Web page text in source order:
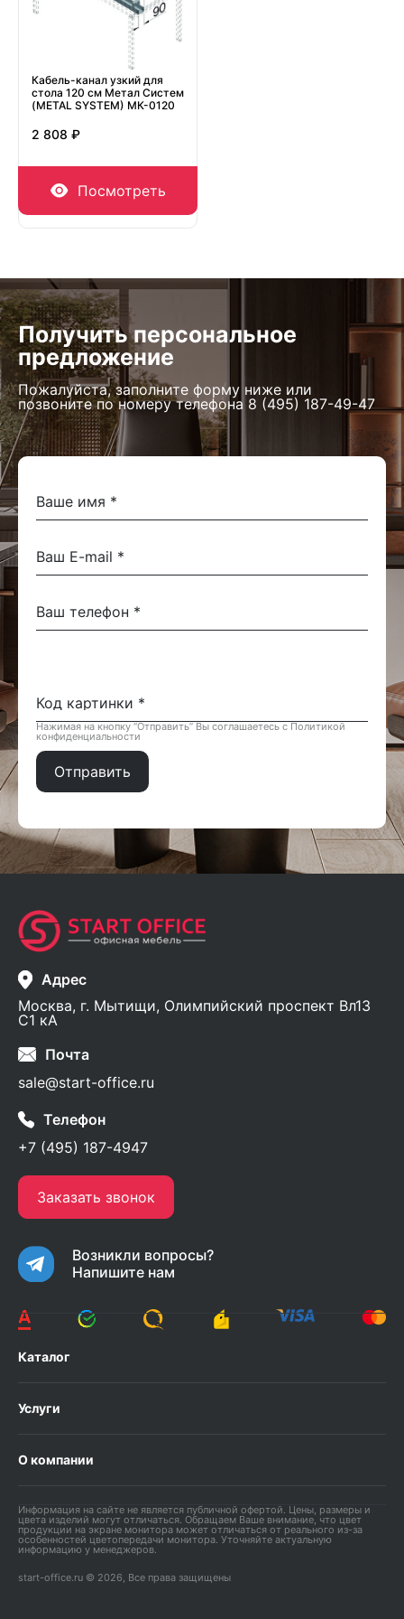
Кабель-канал узкий для
стола 120 см Метал Систем
(METAL SYSTEM) МК-0120
2 808 ₽
Посмотреть
Получить персональное
предложение
Пожалуйста, заполните форму ниже или
позвоните по номеру телефона 8 (495) 187-49-47
Нажимая на кнопку “Отправить” Вы соглашаетесь с Политикой
конфиденциальности
Адрес
Москва, г. Мытищи, Олимпийский проспект Вл13
С1 кА
Почта
sale@start-office.ru
Телефон
+7 (495) 187-4947
Заказать звонок
Возникли вопросы?
Напишите нам
Каталог
Услуги
О компании
Информация на сайте не является публичной офертой. Цены, размеры и
цвета изделий могут отличаться. Обращаем Ваше внимание, что цвет
продукции на экране монитора может отличаться от реального из-за
особенностей цветопередачи монитора. Уточняйте актуальную
информацию у менеджеров.
start-office.ru © 2026, Все права защищены